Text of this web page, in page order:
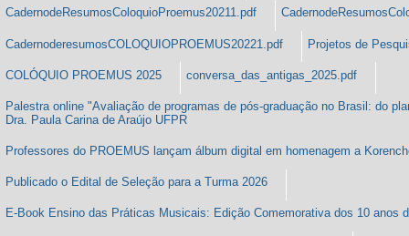
CadernodeResumosColoquioProemus20211.pdf
CadernoderesumosCOLOQUIOPROEMUS20221.pdf Projetos de
COLÓQUIO PROEMUS 2025 conversa_das_antigas_2025.pdf
Palestra online "Avaliação de programas de pós-graduação no Brasil: do
Dra. Paula Carina de Araújo UFPR
Professores do PROEMUS lançam álbum digital em homenagem a
Publicado o Edital de Seleção para a Turma 2026
E-Book Ensino das Práticas Musicais: Edição Comemorativa dos 10 anos